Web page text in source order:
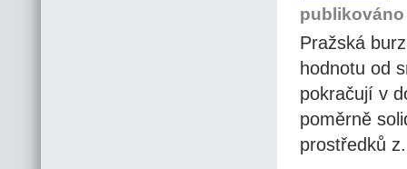
publikováno
Pražská
hodnotu od
pokračují v
poměrně
prostředků